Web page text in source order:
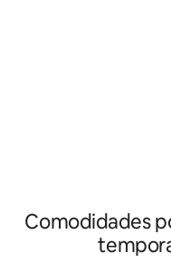
Comodidades